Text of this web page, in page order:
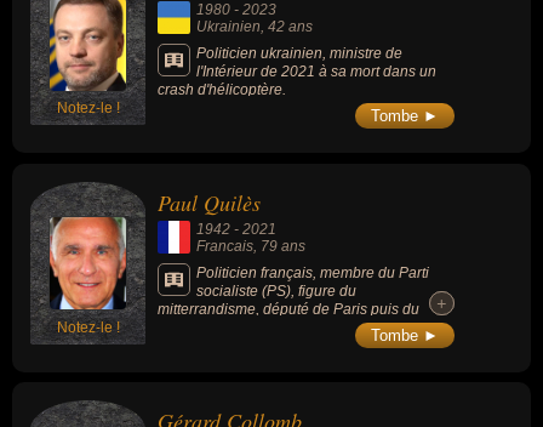
Notez-le !
1980 - 2023
Ukrainien, 42 ans
Politicien ukrainien, ministre de
l'Intérieur de 2021 à sa mort dans un
crash d'hélicoptère.
Tombe ►
Notez-le !
Paul Quilès
1942 - 2021
Francais, 79 ans
Politicien français, membre du Parti
socialiste (PS), figure du
mitterrandisme, député de Paris puis du
Tarn, maire de Cordes-sur-Ciel, ainsi que
ministre dans plusieurs gouvernements de
+
+
Tombe ►